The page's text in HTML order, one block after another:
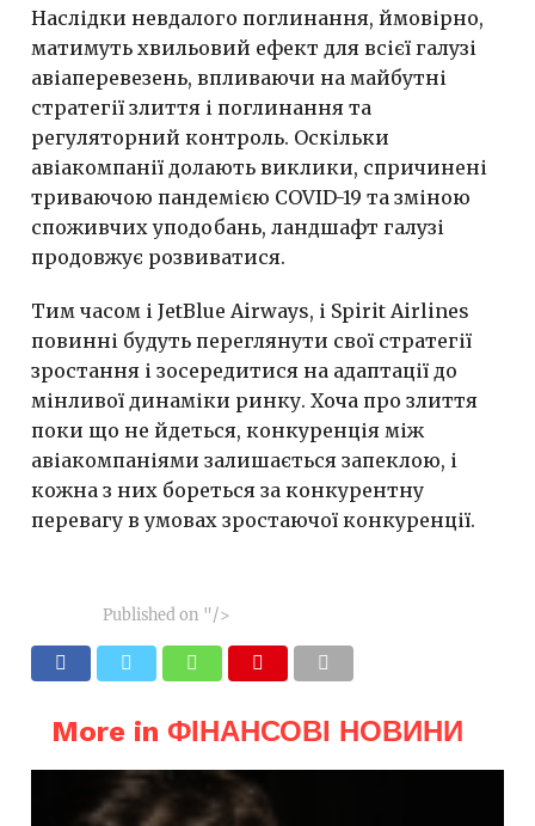
Наслідки невдалого поглинання, ймовірно,
матимуть хвильовий ефект для всієї галузі
авіаперевезень, впливаючи на майбутні
стратегії злиття і поглинання та
регуляторний контроль. Оскільки
авіакомпанії долають виклики, спричинені
триваючою пандемією COVID-19 та зміною
споживчих уподобань, ландшафт галузі
продовжує розвиватися.
Тим часом і JetBlue Airways, і Spirit Airlines
повинні будуть переглянути свої стратегії
зростання і зосередитися на адаптації до
мінливої динаміки ринку. Хоча про злиття
поки що не йдеться, конкуренція між
авіакомпаніями залишається запеклою, і
кожна з них бореться за конкурентну
перевагу в умовах зростаючої конкуренції.
Published on "/>
More in ФІНАНСОВІ НОВИНИ